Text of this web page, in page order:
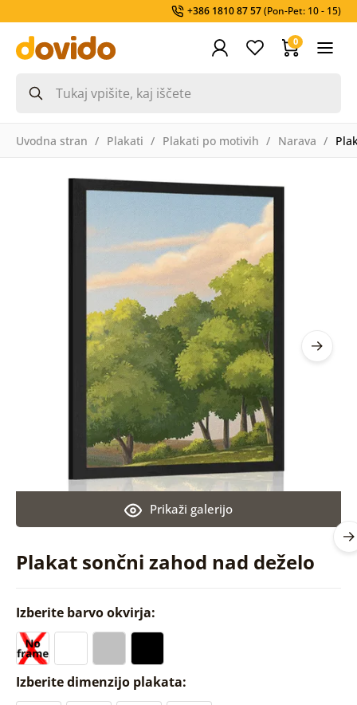
+386 1810 87 57(Pon-Pet: 10 - 15)
0
Uvodna stran Plakati Plakati po motivih Narava
Plakat sončni zahod nad deželo
Prikaži galerijo
Izberite barvo okvirja:
Izberite dimenzijo plakata: